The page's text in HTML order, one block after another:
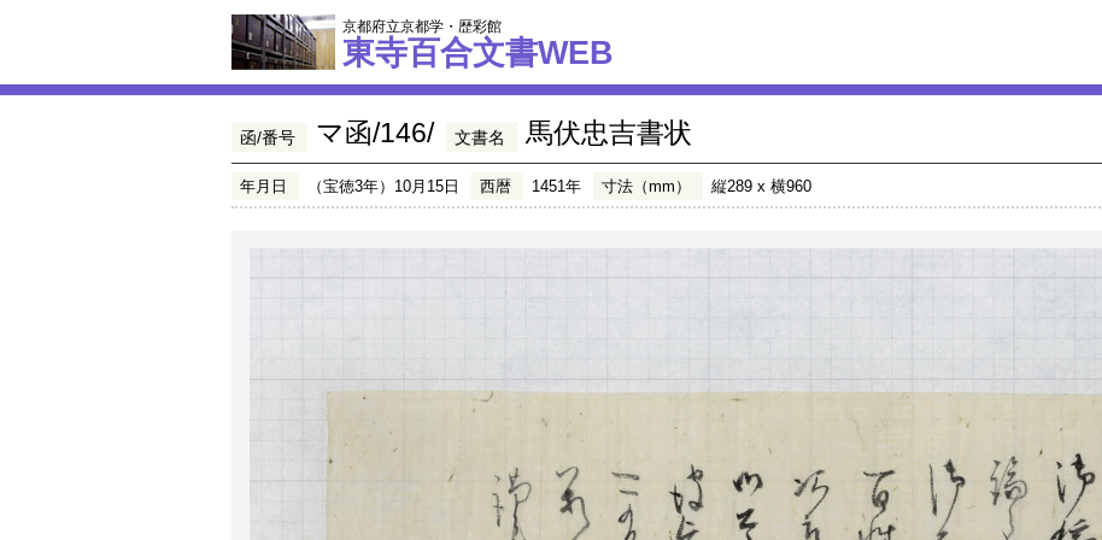
京都府立京都学・歴彩館
東寺百合文書WEB
函/番号 マ函/146/ 文書名 馬伏忠吉書状
年月日 （宝徳3年）10月15日 西暦 1451年 寸法（mm） 縦289 x 横960